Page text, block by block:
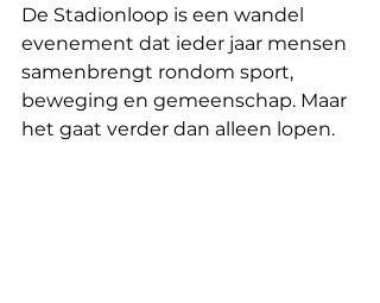
De Stadionloop is een wandel
evenement dat ieder jaar mensen
samenbrengt rondom sport,
beweging en gemeenschap. Maar
het gaat verder dan alleen lopen.